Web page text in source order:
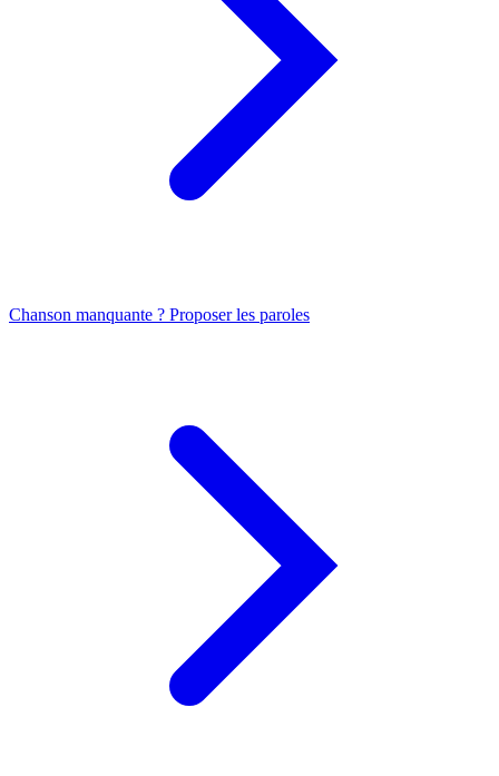
Chanson manquante ? Proposer les paroles